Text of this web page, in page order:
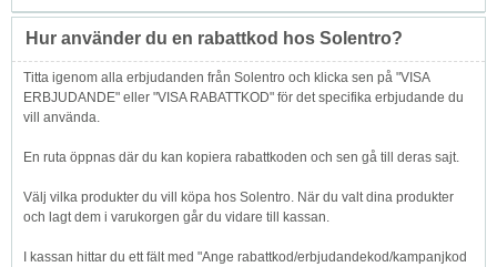
Hur använder du en rabattkod hos Solentro?
Titta igenom alla erbjudanden från Solentro och klicka sen på "VISA
ERBJUDANDE" eller "VISA RABATTKOD" för det specifika erbjudande du
vill använda.
En ruta öppnas där du kan kopiera rabattkoden och sen gå till deras sajt.
Välj vilka produkter du vill köpa hos Solentro. När du valt dina produkter
och lagt dem i varukorgen går du vidare till kassan.
I kassan hittar du ett fält med "Ange rabattkod/erbjudandekod/kampanjkod